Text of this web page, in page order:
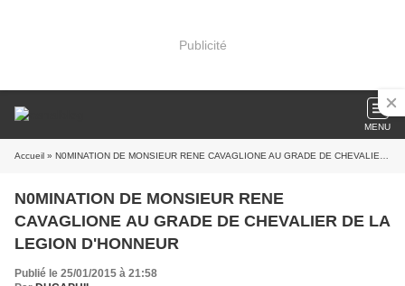
Publicité
MENU
Accueil » N0MINATION DE MONSIEUR RENE CAVAGLIONE AU GRADE DE CHEVALIER DE LA LEGION D'HONNEUR
N0MINATION DE MONSIEUR RENE
CAVAGLIONE AU GRADE DE CHEVALIER DE LA
LEGION D'HONNEUR
Publié le 25/01/2015 à 21:58